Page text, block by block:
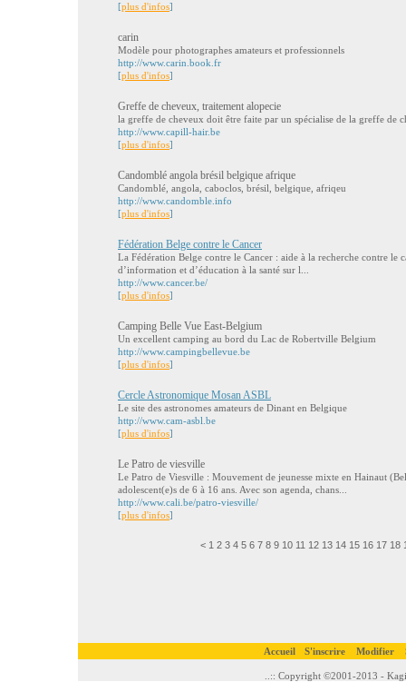
[plus d'infos]
carin
Modèle pour photographes amateurs et professionnels
http://www.carin.book.fr
[plus d'infos]
Greffe de cheveux, traitement alopecie
la greffe de cheveux doit être faite par un spécialise de la greffe de
http://www.capill-hair.be
[plus d'infos]
Candomblé angola brésil belgique afrique
Candomblé, angola, caboclos, brésil, belgique, afriqeu
http://www.candomble.info
[plus d'infos]
Fédération Belge contre le Cancer
La Fédération Belge contre le Cancer : aide à la recherche contre le
d’information et d’éducation à la santé sur l...
http://www.cancer.be/
[plus d'infos]
Camping Belle Vue East-Belgium
Un excellent camping au bord du Lac de Robertville Belgium
http://www.campingbellevue.be
[plus d'infos]
Cercle Astronomique Mosan ASBL
Le site des astronomes amateurs de Dinant en Belgique
http://www.cam-asbl.be
[plus d'infos]
Le Patro de viesville
Le Patro de Viesville : Mouvement de jeunesse mixte en Hainaut
adolescent(e)s de 6 à 16 ans. Avec son agenda, chans...
http://www.cali.be/patro-viesville/
[plus d'infos]
< 1 2 3 4 5 6 7 8 9 10 11 12 13 14 15 16 17 18
Accueil S'inscrire Modifier
..:: Copyright ©2001-2013 -